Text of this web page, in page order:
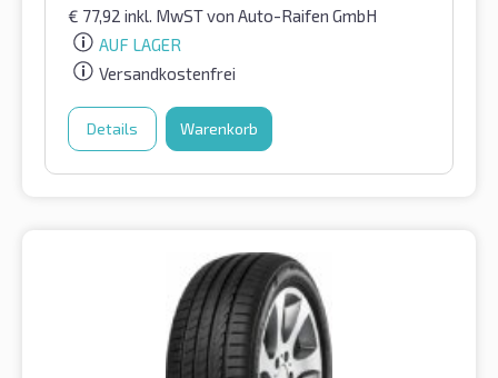
€ 77,92 inkl. MwSTvon Auto-Raifen GmbH
AUF LAGER
Versandkostenfrei
Details Warenkorb